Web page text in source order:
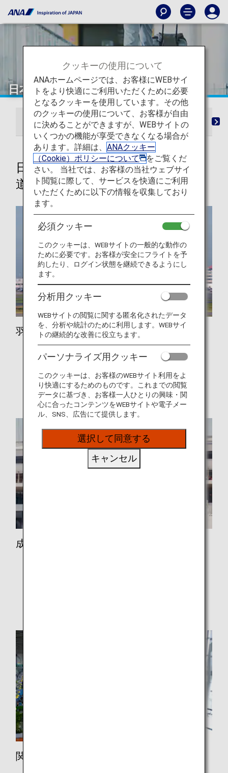
日本での移動・交通ガイド
バス・鉄道・タクシー手配 空港アクセス検索
日本到着後の移動手段：バス・鉄
道・タクシー手配
羽田空港
バス
鉄道（羽田空港）
タクシー
成田空港
関西空港
クッキーの使用について
ANAホームページでは、お客様にWEBサイ
トをより快適にご利用いただくために必要
となるクッキーを使用しています。その他
のクッキーの使用について、お客様が自由
に決めることができますが、WEBサイトの
いくつかの機能が享受できなくなる場合が
あります。詳細は、 ANAクッキー
（Cookie）ポリシーについて
をご覧くだ
さい。 当社では、お客様の当社ウェブサイ
ト閲覧に際して、サービスを快適にご利用
いただくために以下の情報を収集しており
ます。
必須クッキー
このクッキーは、WEBサイトの一般的な動作の
ために必要です。お客様が安全にフライトを予
約したり、ログイン状態を継続できるようにし
ます。
分析用クッキー
WEBサイトの閲覧に関する匿名化されたデータ
を、分析や統計のために利用します。WEBサイ
トの継続的な改善に役立ちます。
パーソナライズ用クッキー
このクッキーは、お客様のWEBサイト利用をよ
り快適にするためのものです。これまでの閲覧
データに基づき、お客様一人ひとりの興味・関
心に合ったコンテンツをWEBサイトや電子メー
ル、SNS、広告にて提供します。
選択して同意する
キャンセル